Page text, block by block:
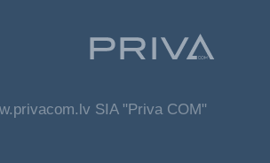
SIA "Priva COM"